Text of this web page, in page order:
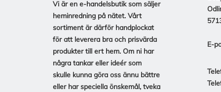
Vi är en e-handelsbutik som säljer
heminredning på nätet. Vårt
sortiment är därför handplockat
för att leverera bra och prisvärda
produkter till ert hem. Om ni har
några tankar eller ideér som
skulle kunna göra oss ännu bättre
eller har speciella önskemål, tveka
E-